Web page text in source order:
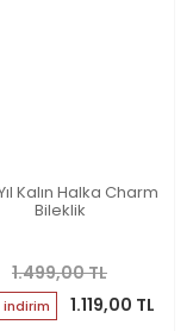
Kalın Halka Charm
Bileklik
1.499,00 TL
indirim 1.119,00 TL